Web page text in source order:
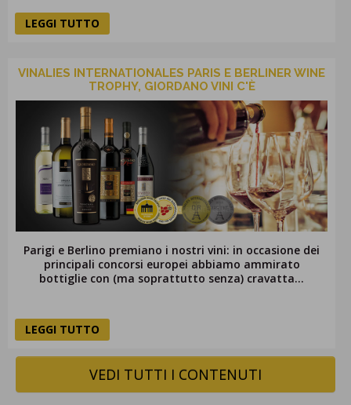
LEGGI TUTTO
VINALIES INTERNATIONALES PARIS E BERLINER WINE
TROPHY, GIORDANO VINI C'È
Parigi e Berlino premiano i nostri vini: in occasione dei
principali concorsi europei abbiamo ammirato
bottiglie con (ma soprattutto senza) cravatta...
LEGGI TUTTO
VEDI TUTTI I CONTENUTI